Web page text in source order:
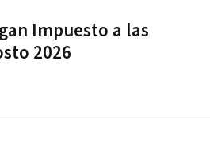
Impuesto a las
2026